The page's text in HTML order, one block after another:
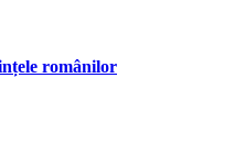
românilor